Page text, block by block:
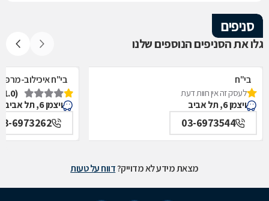
סניפים
גלו את הסניפים הנוספים שלנו
בי"ח
איכילוב-אף,אוזן,גרון,ניתוחי-ראש,צוואר,פה,לסתות-מערך,
תל אביב
לעסק זה אין חוות דעת
ויצמן 6, תל אביב
03-6973544
בי"ח איכילוב-
תל אביב
(1.0)
ויצמן 6, תל אביב
6973262
מצאת מידע לא מדוייק?דווח על טעות